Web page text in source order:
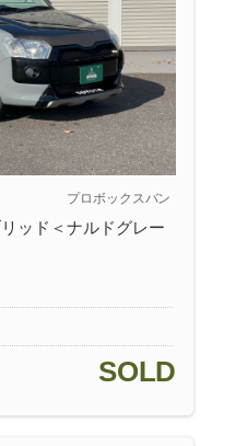
プロボックスバン
ッド＜ナルドグレー
SOLD